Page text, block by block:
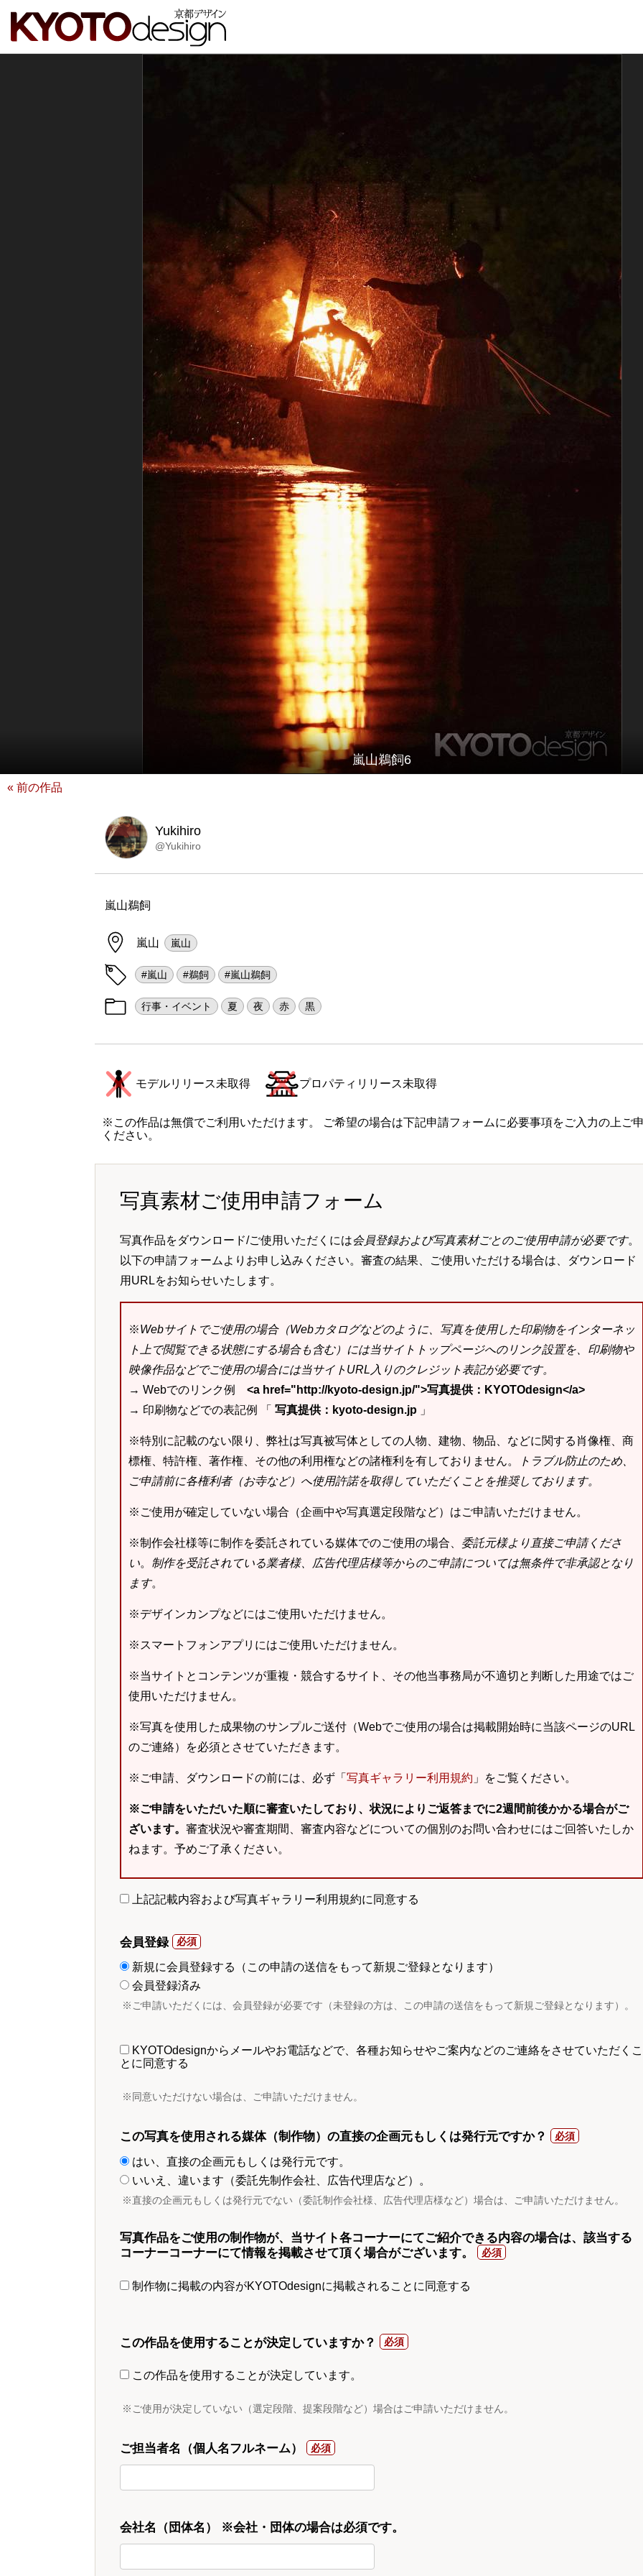
嵐山鵜飼6
« 前の作品
Yukihiro
@Yukihiro
嵐山鵜飼
嵐山 嵐山
#嵐山 #鵜飼 #嵐山鵜飼
行事・イベント 夏 夜 赤 黒
モデルリリース未取得 プロパティリリース未取得
※この作品は無償でご利用いただけます。 ご希望の場合は下記申請フォームに必要事項をご入力の上ご
ください。
写真素材ご使用申請フォーム
写真作品をダウンロード/ご使用いただくには会員登録および写真素材ごとのご使用申請が必要です。
以下の申請フォームよりお申し込みください。審査の結果、ご使用いただける場合は、ダウンロード
用URLをお知らせいたします。
※Webサイトでご使用の場合（Webカタログなどのように、写真を使用した印刷物をインターネッ
ト上で閲覧できる状態にする場合も含む）には当サイトトップページへのリンク設置を、印刷物や
映像作品などでご使用の場合には当サイトURL入りのクレジット表記が必要です。
→ Webでのリンク例 <a href="http://kyoto-design.jp/">写真提供：KYOTOdesign</a>
→ 印刷物などでの表記例 「 写真提供：kyoto-design.jp 」
※特別に記載のない限り、弊社は写真被写体としての人物、建物、物品、などに関する肖像権、商
標権、特許権、著作権、その他の利用権などの諸権利を有しておりません。
トラブル防止のため、
ご申請前に各権利者（お寺など）へ使用許諾を取得していただくことを推奨しております。
※ご使用が確定していない場合（企画中や写真選定段階など）はご申請いただけません。
※制作会社様等に制作を委託されている媒体でのご使用の場合、 委託元様より直接ご申請くださ
い。 制作を受託されている業者様、広告代理店様等からのご申請については無条件で非承認となり
ます。
※デザインカンプなどにはご使用いただけません。
※スマートフォンアプリにはご使用いただけません。
※当サイトとコンテンツが重複・競合するサイト、その他当事務局が不適切と判断した用途ではご
使用いただけません。
※写真を使用した成果物のサンプルご送付（Webでご使用の場合は掲載開始時に当該ページのURL
のご連絡）を必須とさせていただきます。
※ご申請、ダウンロードの前には、必ず「 写真ギャラリー利用規約 」をご覧ください。
※ご申請をいただいた順に審査いたしており、状況によりご返答までに2週間前後かかる場合がご
ざいます。 審査状況や審査期間、審査内容などについての個別のお問い合わせにはご回答いたしか
ねます。予めご了承ください。
上記記載内容および写真ギャラリー利用規約に同意する
会員登録
新規に会員登録する（この申請の送信をもって新規ご登録となります）
会員登録済み
※ご申請いただくには、会員登録が必要です（未登録の方は、この申請の送信をもって新規ご登録となります）。
KYOTOdesignからメールやお電話などで、各種お知らせやご案内などのご連絡をさせていただくこ
とに同意する
※同意いただけない場合は、ご申請いただけません。
この写真を使用される媒体（制作物）の直接の企画元もしくは発行元ですか？
はい、直接の企画元もしくは発行元です。
いいえ、違います（委託先制作会社、広告代理店など）。
※直接の企画元もしくは発行元でない（委託制作会社様、広告代理店様など）場合は、ご申請いただけません。
写真作品をご使用の制作物が、当サイト各コーナーにてご紹介できる内容の場合は、該当する
コーナーコーナーにて情報を掲載させて頂く場合がございます。
制作物に掲載の内容がKYOTOdesignに掲載されることに同意する
この作品を使用することが決定していますか？
この作品を使用することが決定しています。
※ご使用が決定していない（選定段階、提案段階など）場合はご申請いただけません。
ご担当者名（個人名フルネーム）
会社名（団体名） ※会社・団体の場合は必須です。